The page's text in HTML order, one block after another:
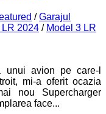
/Garajul
LR 2024 / Model 3 LR
unui avion pe care-l
mi-a oferit ocazia
nou Supercharger
face...